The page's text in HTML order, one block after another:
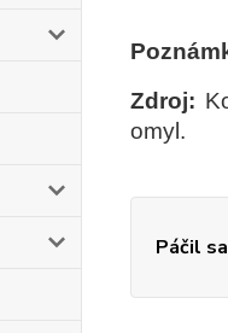
Zdroj:
omyl.
Páčil